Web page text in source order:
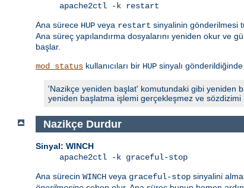
apache2ctl -k restart
Ana sürece HUP veya restart sinyalinin gönderilmesi
Ana süreç yapılandırma dosyalarını yeniden okur ve
başlar.
mod_status kullanıcıları bir HUP sinyalı gönderildiğinde
'Nazikçe yeniden başlat' komutundaki gibi yeniden
yeniden başlatma işlemi gerçekleşmez ve sözdizimi
Nazikçe Durdur
Sinyal: WINCH
apache2ctl -k graceful-stop
Ana sürecin WINCH veya graceful-stop sinyalini